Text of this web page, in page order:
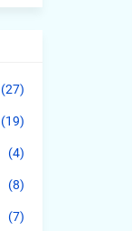
(27)
(19)
(4)
(8)
(7)